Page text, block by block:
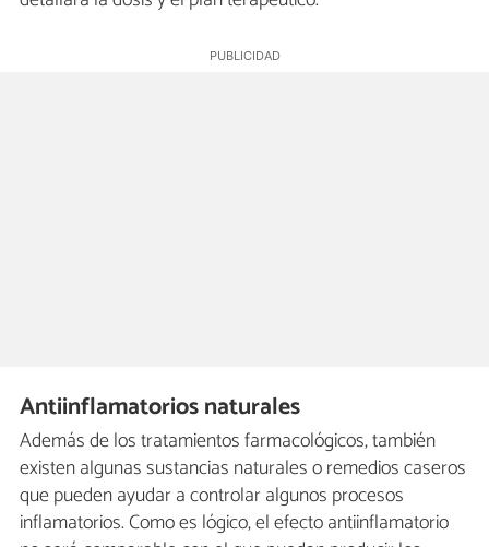
Antiinflamatorios naturales
Además de los tratamientos farmacológicos, también
existen algunas sustancias naturales o remedios caseros
que pueden ayudar a controlar algunos procesos
inflamatorios. Como es lógico, el efecto antiinflamatorio